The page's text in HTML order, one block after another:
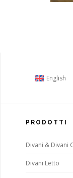
English
PRODOTTI
Divani & Divani
Divani Letto